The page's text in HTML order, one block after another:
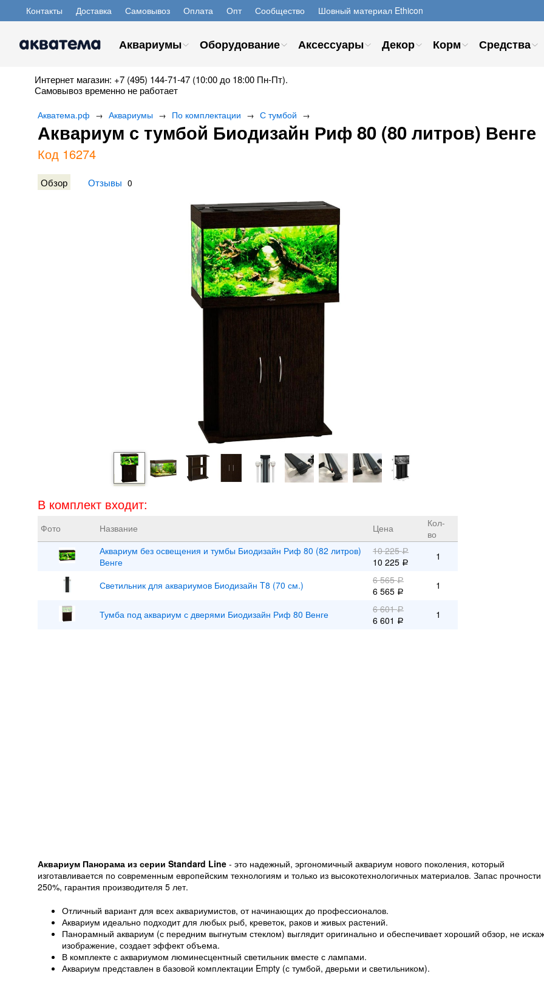
Контакты Доставка Самовывоз Оплата Опт Сообщество Шовный материал Ethicon
Аквариумы Оборудование Аксессуары Декор Корм Средства
Интернет магазин: +7 (495) 144-71-47 (10:00 до 18:00 Пн-Пт).
Самовывоз временно не работает
Акватема.рф → Аквариумы → По комплектации → С тумбой →
Аквариум с тумбой Биодизайн Риф 80 (80 литров) Венге
Код 16274
Обзор Отзывы 0
В комплект входит:
Фото Название Цена
Кол-
во
Аквариум без освещения и тумбы Биодизайн Риф 80 (82 литров)
Венге
10 225Р
10 225 Р
1
Светильник для аквариумов Биодизайн T8 (70 см.) 6 565Р
6 565 Р
1
Тумба под аквариум с дверями Биодизайн Риф 80 Венге 6 601Р
6 601 Р
1
Аквариум Панорама из серии Standard Line - это надежный, эргономичный аквариум нового поколения, который
изготавливается по современным европейским технологиям и только из высокотехнологичных материалов. Запас прочности
250%, гарантия производителя 5 лет.
Отличный вариант для всех аквариумистов, от начинающих до профессионалов.
Аквариум идеально подходит для любых рыб, креветок, раков и живых растений.
Панорамный аквариум (с передним выгнутым стеклом) выглядит оригинально и обеспечивает хороший обзор, не
изображение, создает эффект объема.
В комплекте с аквариумом люминесцентный светильник вместе с лампами.
Аквариум представлен в базовой комплектации Empty (с тумбой, дверьми и светильником).